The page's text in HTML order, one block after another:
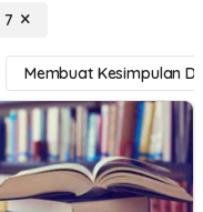
7
Membuat Kesimpulan